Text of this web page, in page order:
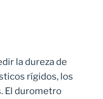
la dureza de
rígidos, los
El durometro